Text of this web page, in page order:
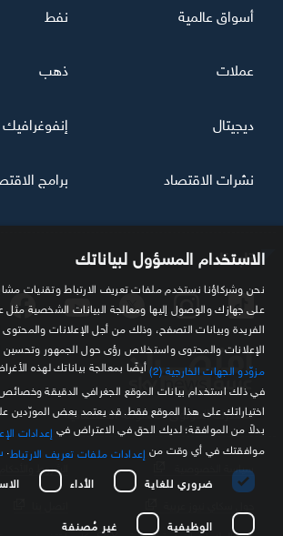
تابعنا
مصدرك الموثوق للمعلومة الاقتصادية
أسواق عالمية نفط
عملات ذهب
ديجيتال إنفوغرافيك
نشرات الاقتصاد برامج
سياسة الخصوصية الشروط والأحكام
الاستخدام المسؤول لبياناتك
نحن وشركاؤنا نستخدم ملفات تعريف الارتباط وتقنيات
الفريدة وبيانات التصفح، وذلك من أجل الإعلانات
الإعلانات والمحتوى واستخلاص رؤى حول الجمهور
مزوّدو الجهات الخارجية (2)
أيضًا بمعالجة بياناتك لهذه
في ذلك استخدام بيانات الموقع الجغرافي الدقيقة وخصائص
اختياراتك على هذا الموقع فقط. قد يعتمد بعض المورّدين
بدلاً من الموافقة؛ لديك الحق في الاعتراض في إعدادات
موافقتك في أي وقت من إعدادات ملفات تعريف الارتباط
ضروري للغاية
الأداء
الوظيفية غير مُصنفة